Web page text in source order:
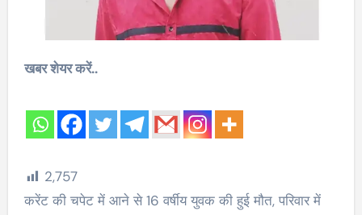
खबर शेयर करें..
2,757
करेंट की चपेट में आने से 16 वर्षीय युवक की हुई मौत, परिवार में